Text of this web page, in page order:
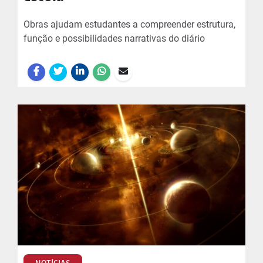
Obras ajudam estudantes a compreender estrutura,
função e possibilidades narrativas do diário